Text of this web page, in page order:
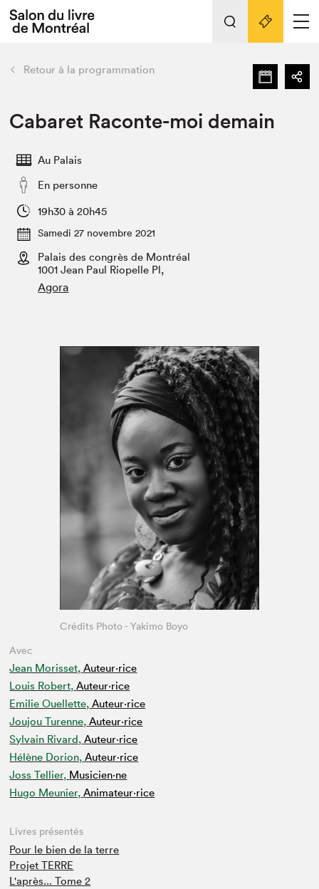
Espace exposant⋅e⋅s
Espace enseignant·e·s
L'événement
Préparer sa visite au Salon
Actualités
SLM PRO
retour Nos activités
Préparer sa visite
Salon au Palais
Projets partenaires
Liens pratiques
Retour à la programmation
Cabaret Raconte-moi demain
Au Palais
En personne
19h30 à 20h45
Samedi 27 novembre 2021
Palais des congrès de Montréal
1001 Jean Paul Riopelle Pl,
Agora
Avec
Jean Morisset, Auteur·rice
Louis Robert, Auteur·rice
Emilie Ouellette, Auteur·rice
Joujou Turenne, Auteur·rice
Sylvain Rivard, Auteur·rice
Hélène Dorion, Auteur·rice
Joss Tellier, Musicien·ne
Hugo Meunier, Animateur⋅rice
Crédits Photo - Yakimo Boyo
Livres présentés
Pour le bien de la terre
Projet TERRE
L'après... Tome 2